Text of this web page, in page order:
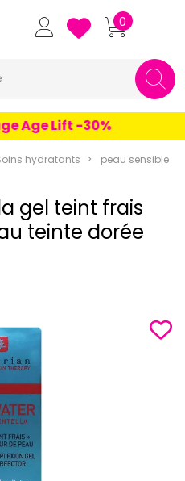
Grande Pharmacie
0
Age Lift -30%
hydratants peau sensible
gel teint frais
teinte dorée